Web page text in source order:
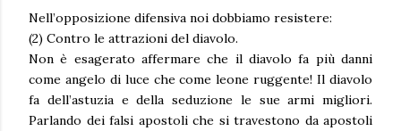
Nell’opposizione difensiva noi dobbiamo resistere:
(2) Contro le attrazioni del diavolo.
Non è esagerato affermare che il diavolo fa più danni
come angelo di luce che come leone ruggente! Il diavolo
fa dell’astuzia e della seduzione le sue armi migliori.
Parlando dei falsi apostoli che si travestono da apostoli